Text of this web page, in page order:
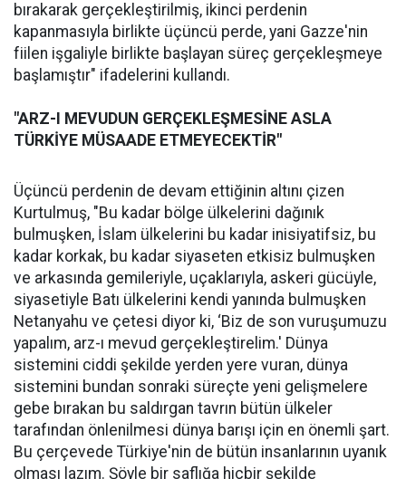
bırakarak gerçekleştirilmiş, ikinci perdenin
kapanmasıyla birlikte üçüncü perde, yani Gazze'nin
fiilen işgaliyle birlikte başlayan süreç gerçekleşmeye
başlamıştır" ifadelerini kullandı.
"ARZ-I MEVUDUN GERÇEKLEŞMESİNE ASLA
TÜRKİYE MÜSAADE ETMEYECEKTİR"
Üçüncü perdenin de devam ettiğinin altını çizen
Kurtulmuş, "Bu kadar bölge ülkelerini dağınık
bulmuşken, İslam ülkelerini bu kadar inisiyatifsiz, bu
kadar korkak, bu kadar siyaseten etkisiz bulmuşken
ve arkasında gemileriyle, uçaklarıyla, askeri gücüyle,
siyasetiyle Batı ülkelerini kendi yanında bulmuşken
Netanyahu ve çetesi diyor ki, ‘Biz de son vuruşumuzu
yapalım, arz-ı mevud gerçekleştirelim.' Dünya
sistemini ciddi şekilde yerden yere vuran, dünya
sistemini bundan sonraki süreçte yeni gelişmelere
gebe bırakan bu saldırgan tavrın bütün ülkeler
tarafından önlenilmesi dünya barışı için en önemli şart.
Bu çerçevede Türkiye'nin de bütün insanlarının uyanık
olması lazım. Şöyle bir saflığa hiçbir şekilde